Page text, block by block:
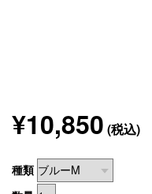
¥10,850 (税込)
種類